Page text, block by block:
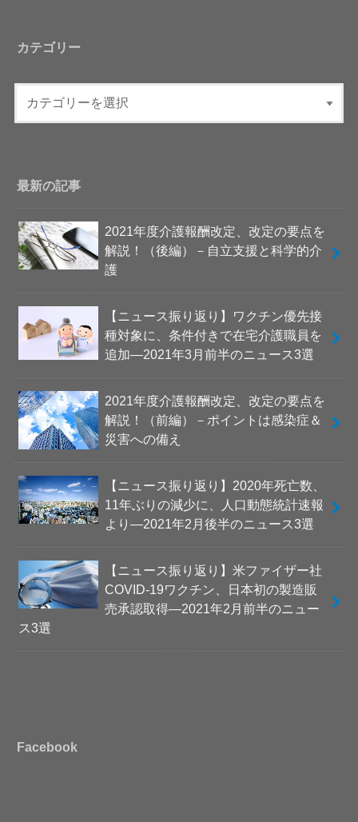
カテゴリー
最新の記事
2021年度介護報酬改定、改定の要点を
解説！（後編）－自立支援と科学的介
護
【ニュース振り返り】ワクチン優先接
種対象に、条件付きで在宅介護職員を
追加―2021年3月前半のニュース3選
2021年度介護報酬改定、改定の要点を
解説！（前編）－ポイントは感染症＆
災害への備え
【ニュース振り返り】2020年死亡数、
11年ぶりの減少に、人口動態統計速報
より―2021年2月後半のニュース3選
【ニュース振り返り】米ファイザー社
COVID-19ワクチン、日本初の製造販
売承認取得―2021年2月前半のニュー
ス3選
Facebook